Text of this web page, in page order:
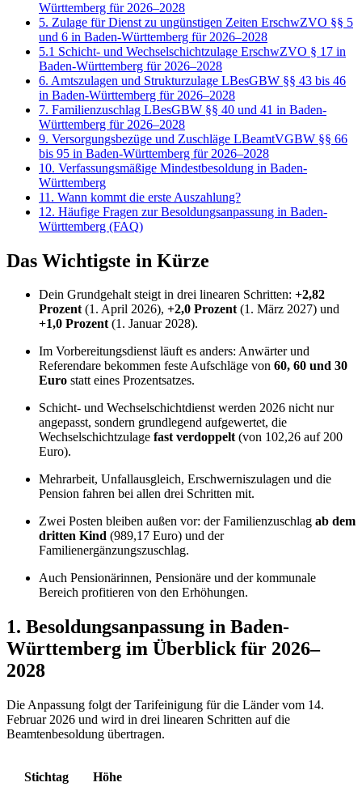
Württemberg für 2026–2028
5. Zulage für Dienst zu ungünstigen Zeiten ErschwZVO §§ 5
und 6 in Baden-Württemberg für 2026–2028
5.1 Schicht- und Wechselschichtzulage ErschwZVO § 17 in
Baden-Württemberg für 2026–2028
6. Amtszulagen und Strukturzulage LBesGBW §§ 43 bis 46
in Baden-Württemberg für 2026–2028
7. Familienzuschlag LBesGBW §§ 40 und 41 in Baden-
Württemberg für 2026–2028
9. Versorgungsbezüge und Zuschläge LBeamtVGBW §§ 66
bis 95 in Baden-Württemberg für 2026–2028
10. Verfassungsmäßige Mindestbesoldung in Baden-
Württemberg
11. Wann kommt die erste Auszahlung?
12. Häufige Fragen zur Besoldungsanpassung in Baden-
Württemberg (FAQ)
Das Wichtigste in Kürze
Dein Grundgehalt steigt in drei linearen Schritten: +2,82
Prozent(1. April 2026), +2,0 Prozent(1. März 2027) und
+1,0 Prozent(1. Januar 2028).
Im Vorbereitungsdienst läuft es anders: Anwärter und
Referendare bekommen feste Aufschläge von 60, 60 und 30
Euro statt eines Prozentsatzes.
Schicht- und Wechselschichtdienst werden 2026 nicht nur
angepasst, sondern grundlegend aufgewertet, die
Wechselschichtzulage fast verdoppelt(von 102,26 auf 200
Euro).
Mehrarbeit, Unfallausgleich, Erschwerniszulagen und die
Pension fahren bei allen drei Schritten mit.
Zwei Posten bleiben außen vor: der Familienzuschlag ab dem
dritten Kind (989,17 Euro) und der
Familienergänzungszuschlag.
Auch Pensionärinnen, Pensionäre und der kommunale
Bereich profitieren von den Erhöhungen.
1. Besoldungsanpassung in Baden-
Württemberg im Überblick für 2026–
2028
Die Anpassung folgt der Tarifeinigung für die Länder vom 14.
Februar 2026 und wird in drei linearen Schritten auf die
Beamtenbesoldung übertragen.
Stichtag Höhe